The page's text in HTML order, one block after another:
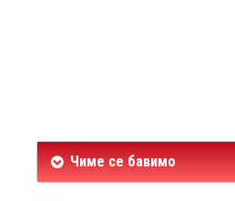
Чиме се бавимо